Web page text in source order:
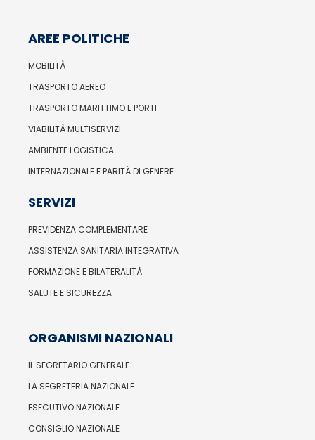
AREE POLITICHE
MOBILITÀ
TRASPORTO AEREO
TRASPORTO MARITTIMO E PORTI
VIABILITÀ MULTISERVIZI
AMBIENTE LOGISTICA
INTERNAZIONALE E PARITÀ DI GENERE
SERVIZI
PREVIDENZA COMPLEMENTARE
ASSISTENZA SANITARIA INTEGRATIVA
FORMAZIONE E BILATERALITÀ
SALUTE E SICUREZZA
ORGANISMI NAZIONALI
IL SEGRETARIO GENERALE
LA SEGRETERIA NAZIONALE
ESECUTIVO NAZIONALE
CONSIGLIO NAZIONALE